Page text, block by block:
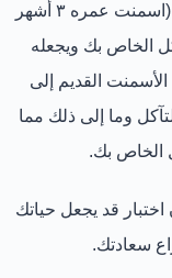
الأسمنت. إذا كنت تستخدم الأسمنت الطازج (اسمنت عمره ٣ أشهر
الخاص بك ويجعله
القديم إلى
وما إلى ذلك مما
الخاص بك.
اختبار قد يجعل حياتك
سعادتك.